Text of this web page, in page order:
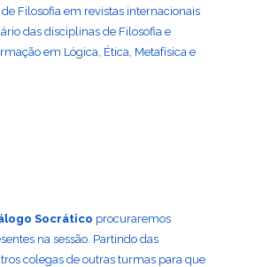
Filosofia em revistas internacionais
das disciplinas de Filosofia e
em Lógica, Ética, Metafísica e
Socrático procuraremos
na sessão. Partindo das
colegas de outras turmas para que